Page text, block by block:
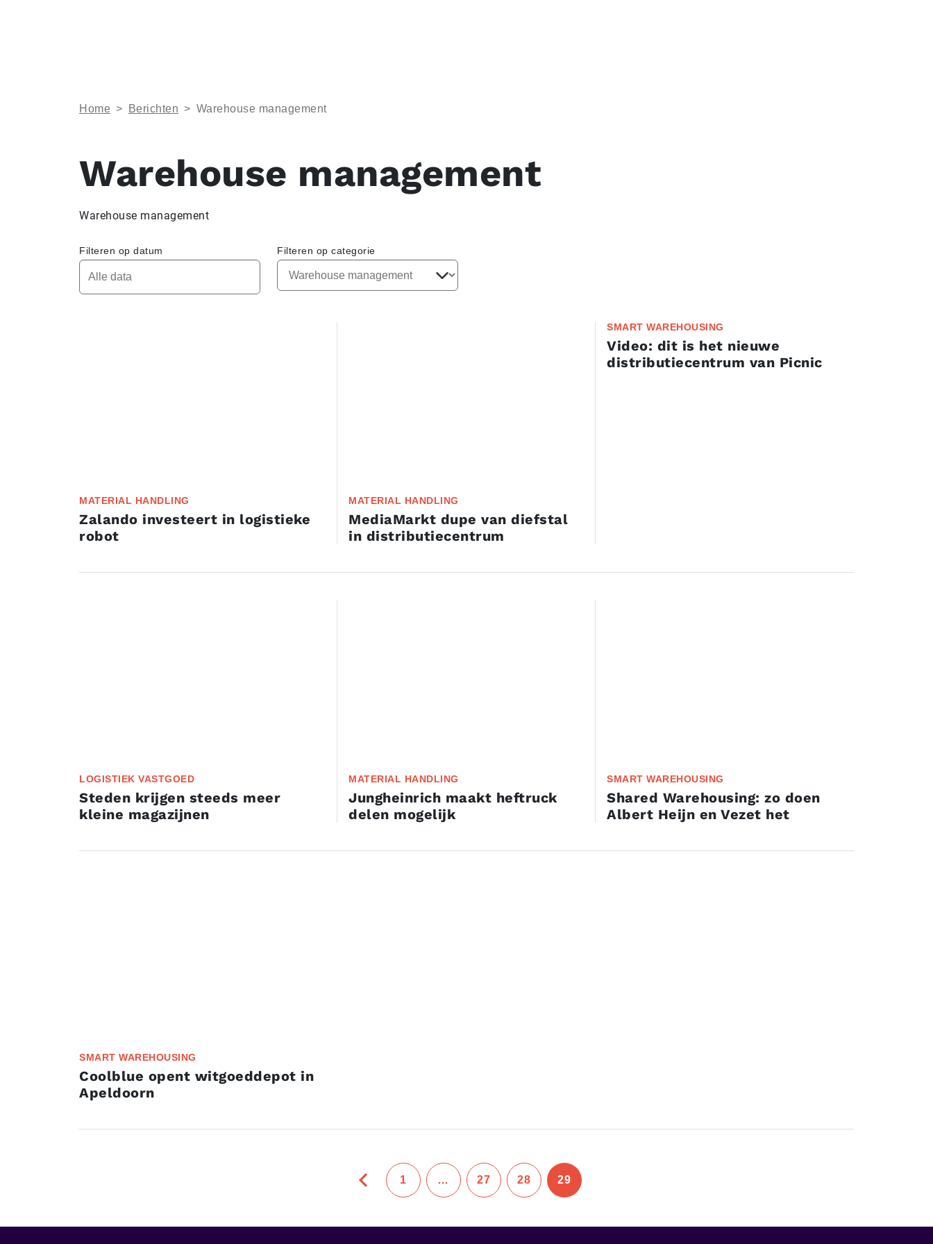
Home > Berichten > Warehouse management
Warehouse management
Warehouse management
Filteren op datum Filteren op categorie
MATERIAL HANDLING
Zalando investeert in logistieke
robot
MATERIAL HANDLING
MediaMarkt dupe van diefstal
in distributiecentrum
SMART WAREHOUSING
Video: dit is het nieuwe
distributiecentrum van Picnic
LOGISTIEK VASTGOED
Steden krijgen steeds meer
kleine magazijnen
MATERIAL HANDLING
​Jungheinrich maakt heftruck
delen mogelijk
SMART WAREHOUSING
Shared Warehousing: zo doen
Albert Heijn en Vezet het
SMART WAREHOUSING
Coolblue opent witgoeddepot in
Apeldoorn
1 … 27 28 29